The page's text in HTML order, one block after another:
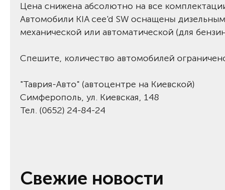
Цена снижена абсолютно на все
Автомобили KIA cee'd SW оснащены
механической или автоматической (для
Спешите, количество автомобилей
"Таврия-Авто" (автоцентре на Киевской)
Симферополь, ул. Киевская, 148
Тел. (0652) 24-84-24
Свежие новости